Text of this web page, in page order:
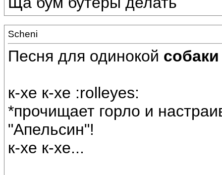
Scheni
Песня для одинокой собаки
к-хе к-хе :rolleyes:
*прочищает горло и
"Апельсин"!
к-хе к-хе...